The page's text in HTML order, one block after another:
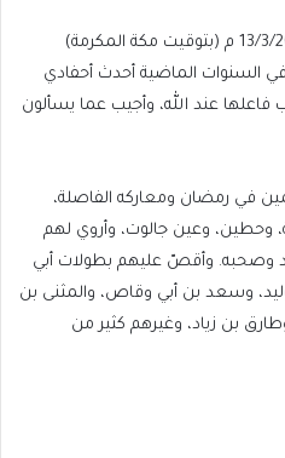
السنوات الماضية أحدث أحفادي
عند الله، وأجيب عما يسألون
في رمضان ومعاركه الفاصلة،
وحطين، وعين جالوت، وأروي لهم
وصحبه. وأقصّ عليهم بطولات أبي
وسعد بن أبي وقاص، والمثنى بن
بن زياد، وغيرهم كثير من